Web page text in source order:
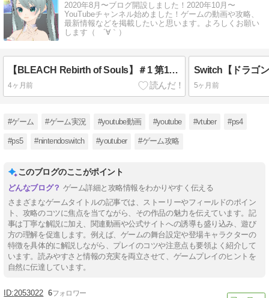
2020年8月〜ブログ開設しました！2020年10月〜
YouTubeチャンネル始めました！ゲームの動画や攻略、
最新情報などを掲載したいと思います。よろしくお願い
します（ ´∀｀）
【BLEACH Rebirth of Souls】＃1 第1章 死神代行篇 主人公・一護で歩法→大技で1〜3話ノーダメ攻略
4ヶ月前 5ヶ月前
#ゲーム #ゲーム実況 #youtube動画 #youtube #vtuber #ps4
#ps5 #nintendoswitch #youtuber #ゲーム攻略
このブログのここがポイント
ゲーム詳細と攻略情報をわかりやすく伝える
さまざまなゲームタイトルの記事では、ストーリーやフィールドのポイン
ト、攻略のコツに焦点を当てながら、その作品の魅力を伝えています。記
事は丁寧な解説に加え、関連動画や公式サイトへの誘導も盛り込み、遊び
方の理解を促進します。例えば、ゲームの舞台設定や登場キャラクターの
特徴を具体的に解説しながら、プレイのコツや注意点も要領よく紹介して
います。読みやすさと情報の充実を両立させて、ゲームプレイのヒントを
自然に伝達しています。
2053022 6